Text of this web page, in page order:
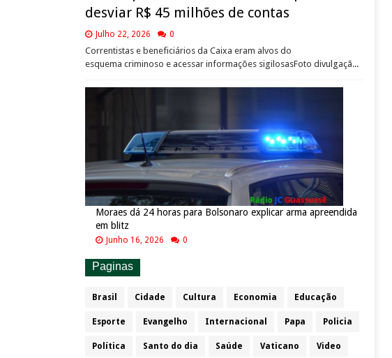
desviar R$ 45 milhões de contas
Julho 22, 2026 0
Correntistas e beneficiários da Caixa eram alvos do
esquema criminoso e acessar informações sigilosasFoto divulgaçã...
Moraes dá 24 horas para Bolsonaro explicar arma apreendida
em blitz
Junho 16, 2026 0
Paginas
Brasil Cidade Cultura Economia Educação
Esporte Evangelho Internacional Papa Policia
Política Santo do dia Saúde Vaticano Video